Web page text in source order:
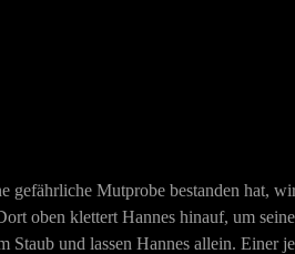
Mutprobe bestanden hat,
oben klettert Hannes hinauf, um
und lassen Hannes allein. Einer